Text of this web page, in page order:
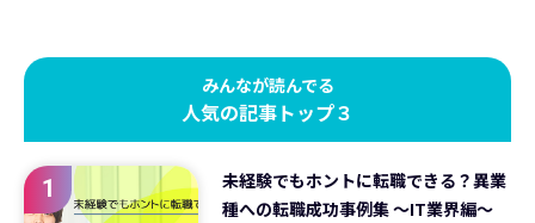
みんなが読んでる
人気の記事トップ３
1
未経験でもホントに転職できる？異業
種への転職成功事例集 ～IT業界編～